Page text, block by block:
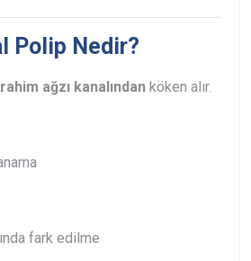
Polip Nedir?
rahim ağzı kanalından köken alır.
fark edilme